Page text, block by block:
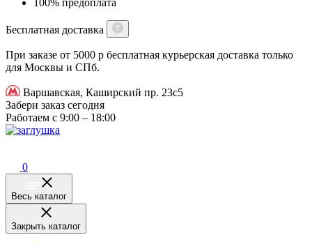
100% предоплата
Бесплатная доставка
При заказе от 5000 р бесплатная курьерская доставка только
для Москвы и СПб.
Варшавская, Каширский пр. 23с5
Забери заказ сегодня
Работаем с 9:00 – 18:00
0
Весь каталог
Закрыть каталог